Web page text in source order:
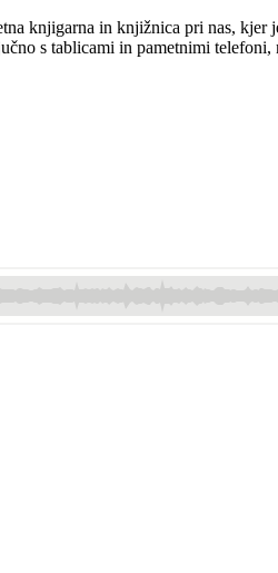
knjigarna in knjižnica pri nas,
s tablicami in pametnimi